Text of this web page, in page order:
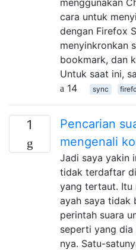
cara untuk
dengan Firefox
menyinkronkan
bookmark, dan
Untuk saat ini,
14
sync
1
Pencarian
mengenali
Jadi saya yakin
tidak terdaftar
yang tertaut. Itu
ayah saya tidak
perintah suara
seperti yang
nya. Satu-